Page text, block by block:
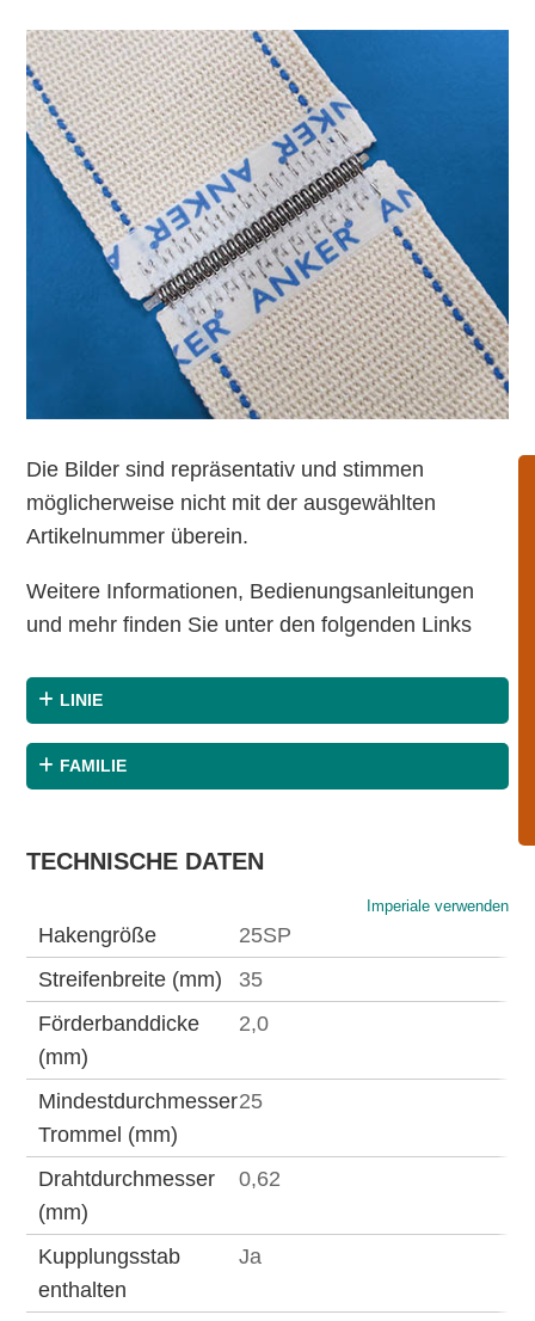
Die Bilder sind repräsentativ und stimmen
möglicherweise nicht mit der ausgewählten
Artikelnummer überein.
Weitere Informationen, Bedienungsanleitungen
und mehr finden Sie unter den folgenden Links
LINIE
FAMILIE
TECHNISCHE DATEN
Imperiale verwenden
Hakengröße
25SP
Streifenbreite (mm)
35
Förderbanddicke
(mm)
2,0
Mindestdurchmesser
Trommel (mm)
25
Drahtdurchmesser
(mm)
0,62
Kupplungsstab
enthalten
Ja